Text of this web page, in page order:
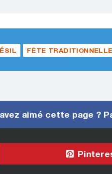
FÊTE
aimé cette page ?